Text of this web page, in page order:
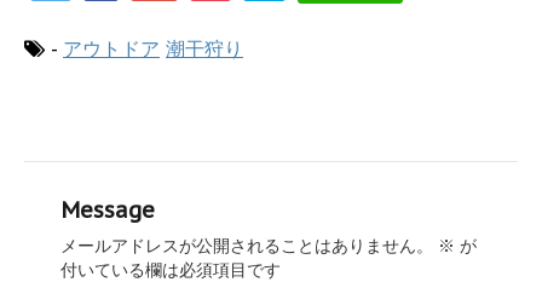
- アウトドア 潮干狩り
Message
メールアドレスが公開されることはありません。 ※ が
付いている欄は必須項目です